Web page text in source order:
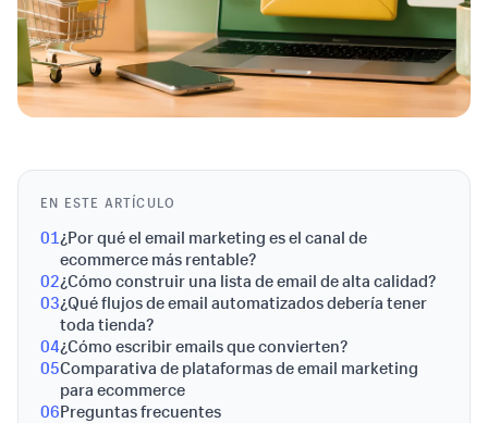
EN ESTE ARTÍCULO
01¿Por qué el email marketing es el canal de
ecommerce más rentable?
02¿Cómo construir una lista de email de alta calidad?
03¿Qué flujos de email automatizados debería tener
toda tienda?
04¿Cómo escribir emails que convierten?
05Comparativa de plataformas de email marketing
para ecommerce
06Preguntas frecuentes